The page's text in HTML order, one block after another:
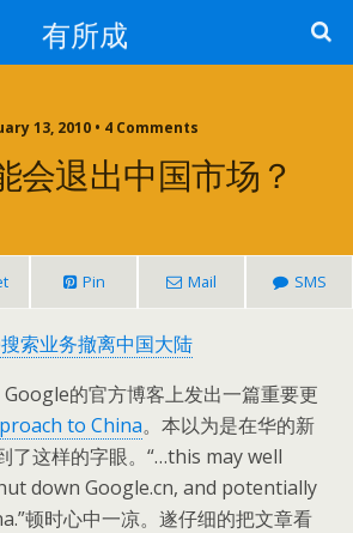
有所成
13, 2010 • 4 Comments
会退出中国市场？
Pin Mail SMS
索业务撤离中国大陆
的官方博客上发出一篇重要更
to China。本以为是在华的新
了这样的字眼。“…this may well
down Google.cn, and potentially
顿时心中一凉。遂仔细的把文章看